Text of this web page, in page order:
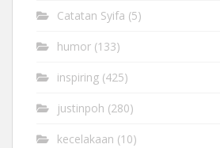
Catatan Syifa (5)
humor (133)
inspiring (425)
justinpoh (280)
kecelakaan (10)